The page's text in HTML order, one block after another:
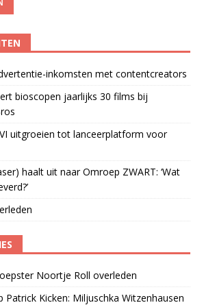
inkomsten met contentcreators
bioscopen jaarlijks 30 films bij
uitgroeien tot lanceerplatform voor
haalt uit naar Omroep ZWART: ‘Wat
Noortje Roll overleden
Patrick Kicken: Miljuschka Witzenhausen